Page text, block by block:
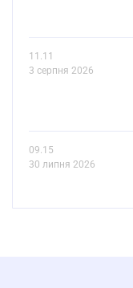
11.11
3 серпня 2026
09.15
30 липня 2026